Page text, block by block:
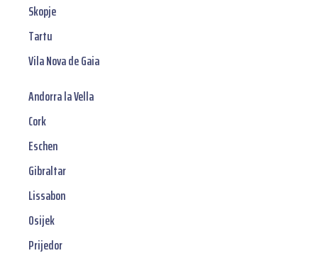
Skopje
Tartu
Vila Nova de Gaia
Andorra la Vella
Cork
Eschen
Gibraltar
Lissabon
Osijek
Prijedor